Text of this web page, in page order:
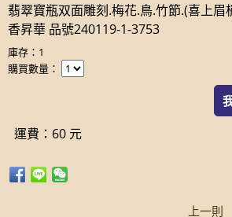
翡翠寶瓶双面雕刻.梅花.鳥.竹節.(喜上眉
香昇華 品號240119-1-3753
庫存：1
購買數量：
運費：60 元
上一則